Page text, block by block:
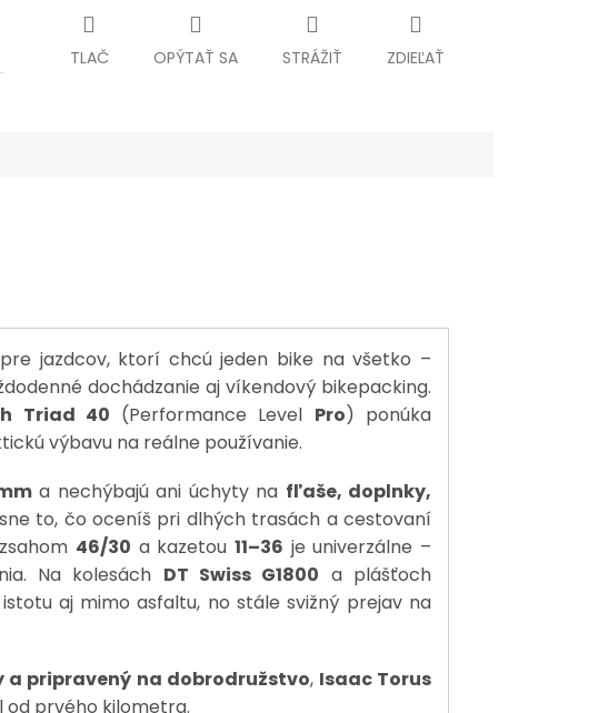
TLAČ OPÝTAŤ SA STRÁŽIŤ ZDIEĽAŤ
pre jazdcov, ktorí chcú jeden bike na všetko –
dochádzanie aj víkendový bikepacking.
Triad 40 (Performance Level Pro) ponúka
výbavu na reálne používanie.
a nechýbajú ani úchyty na fľaše, doplnky,
to, čo oceníš pri dlhých trasách a cestovaní
46/30 a kazetou 11–36 je univerzálne –
Na kolesách DT Swiss G1800 a plášťoch
aj mimo asfaltu, no stále svižný prejav na
a pripravený na dobrodružstvo, Isaac Torus
prvého kilometra.